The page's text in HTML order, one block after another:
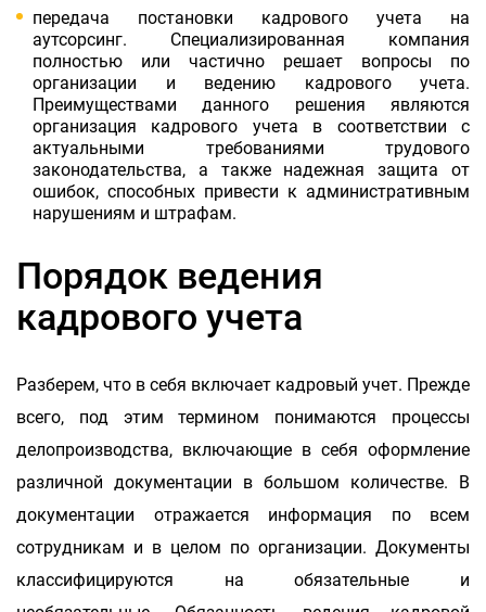
передача постановки кадрового учета на
аутсорсинг. Специализированная компания
полностью или частично решает вопросы по
организации и ведению кадрового учета.
Преимуществами данного решения являются
организация кадрового учета в соответствии с
актуальными требованиями трудового
законодательства, а также надежная защита от
ошибок, способных привести к административным
нарушениям и штрафам.
Порядок ведения
кадрового учета
Разберем, что в себя включает кадровый учет. Прежде
всего, под этим термином понимаются процессы
делопроизводства, включающие в себя оформление
различной документации в большом количестве. В
документации отражается информация по всем
сотрудникам и в целом по организации. Документы
классифицируются на обязательные и